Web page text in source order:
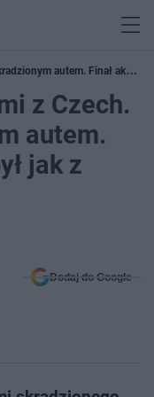
autem. Finał akcji w
z Czech.
autem.
jak z
Dodaj do Google